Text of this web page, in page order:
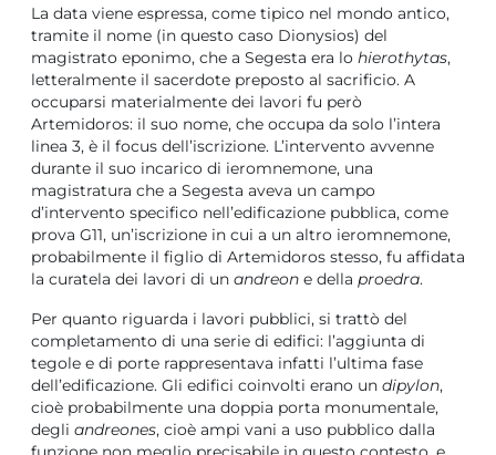
La data viene espressa, come tipico nel mondo antico,
tramite il nome (in questo caso Dionysios) del
magistrato eponimo, che a Segesta era lo hierothytas,
letteralmente il sacerdote preposto al sacrificio. A
occuparsi materialmente dei lavori fu però
Artemidoros: il suo nome, che occupa da solo l’intera
linea 3, è il focus dell’iscrizione. L’intervento avvenne
durante il suo incarico di ieromnemone, una
magistratura che a Segesta aveva un campo
d’intervento specifico nell’edificazione pubblica, come
prova G11, un’iscrizione in cui a un altro ieromnemone,
probabilmente il figlio di Artemidoros stesso, fu affidata
la curatela dei lavori di un andreon e della proedra.
Per quanto riguarda i lavori pubblici, si trattò del
completamento di una serie di edifici: l’aggiunta di
tegole e di porte rappresentava infatti l’ultima fase
dell’edificazione. Gli edifici coinvolti erano un dipylon,
cioè probabilmente una doppia porta monumentale,
degli andreones, cioè ampi vani a uso pubblico dalla